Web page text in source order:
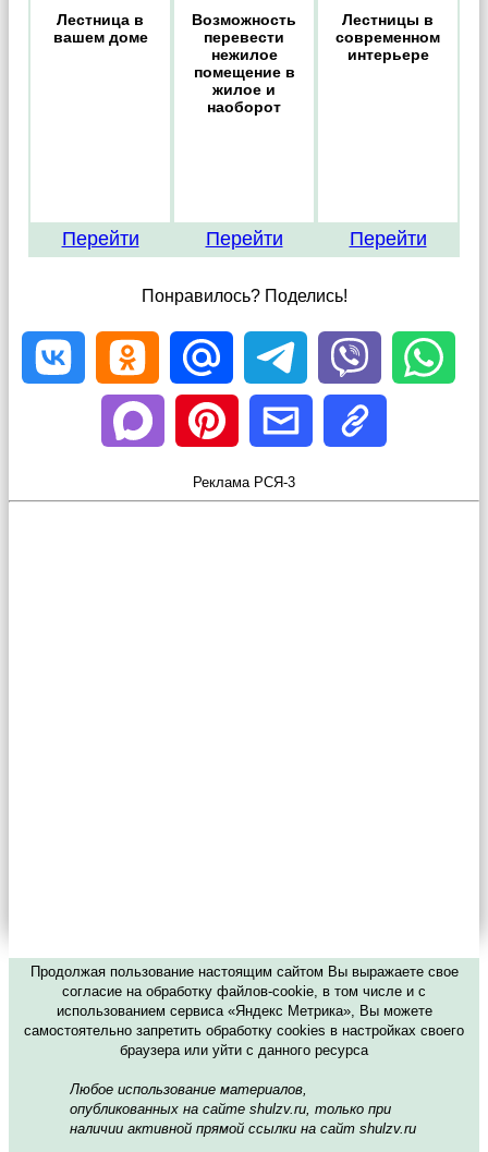
Лестница в
вашем доме
Перейти
Возможность
перевести
нежилое
помещение в
жилое и
наоборот
Перейти
Лестницы в
современном
интерьере
Перейти
Понравилось? Поделись!
Реклама РСЯ-3
Продолжая пользование настоящим сайтом Вы выражаете свое
согласие на обработку файлов-cookie, в том числе и с
использованием сервиса «Яндекс Метрика», Вы можете
самостоятельно запретить обработку cookies в настройках своего
браузера или уйти с данного ресурса
Любое использование материалов,
опубликованных на сайте shulzv.ru, только при
наличии активной прямой ссылки на сайт shulzv.ru